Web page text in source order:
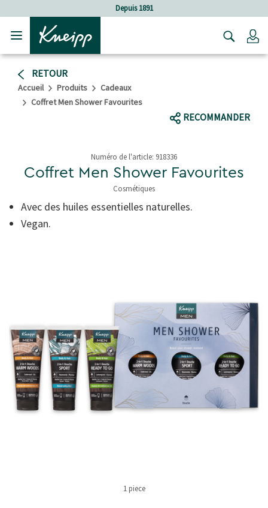
Sauter au contenu du pied de page
Depuis 1891
RETOUR
Accueil Produits
Cadeaux
Coffret Men Shower Favourites
RECOMMANDER
Numéro de l'article: 918336
Coffret Men Shower Favourites
Cosmétiques
3,9 de 5 étoiles
Avec des huiles essentielles naturelles.
Vegan.
1 piece